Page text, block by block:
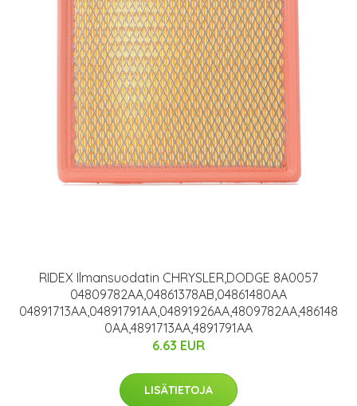
RIDEX Ilmansuodatin CHRYSLER,DODGE 8A0057
04809782AA,04861378AB,04861480AA
04891713AA,04891791AA,04891926AA,4809782AA,486148
0AA,4891713AA,4891791AA
6.63 EUR
LISÄTIETOJA